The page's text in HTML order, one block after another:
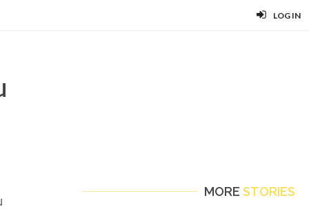
LOG IN
MORE STORIES